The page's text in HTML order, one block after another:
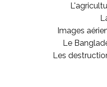
Images
Le
Les